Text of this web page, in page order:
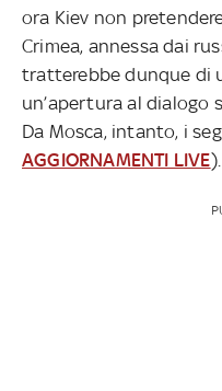
ora Kiev non
Crimea, annessa dai
tratterebbe dunque di
un’apertura al dialogo
Da Mosca, intanto, i
AGGIORNAMENTI LIVE).